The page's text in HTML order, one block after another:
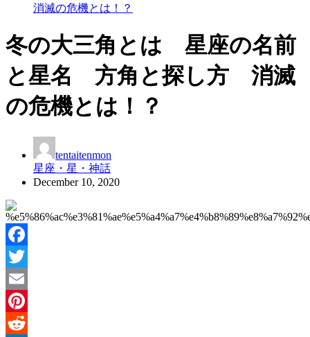
消滅の危機とは！？
冬の大三角とは 星座の名前
と星名 方角と探し方 消滅
の危機とは！？
tentaitenmon
星座・星・神話
December 10, 2020
Facebook
Twitter
Email
Pinterest